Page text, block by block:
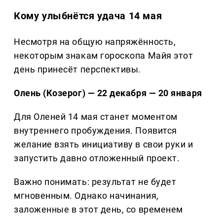
Кому улыбнётся удача 14 мая
Несмотря на общую напряжённость,
некоторым знакам гороскопа Майя этот
день принесёт перспективы.
Олень (Козерог) — 22 декабря — 20 января
Для Оленей 14 мая станет моментом
внутреннего пробуждения. Появится
желание взять инициативу в свои руки и
запустить давно отложенный проект.
Важно понимать: результат не будет
мгновенным. Однако начинания,
заложенные в этот день, со временем